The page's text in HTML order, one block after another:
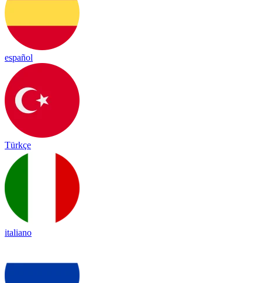
español
Türkçe
italiano